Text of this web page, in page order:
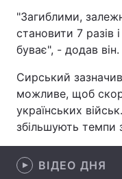
Спорт
Зброя
Здоров'я
Цікавинки
"Загиблими,
становити 7 разів
буває", - додав він.
Сирський
можливе, щоб
українських
збільшують темпи
ВІДЕО ДНЯ